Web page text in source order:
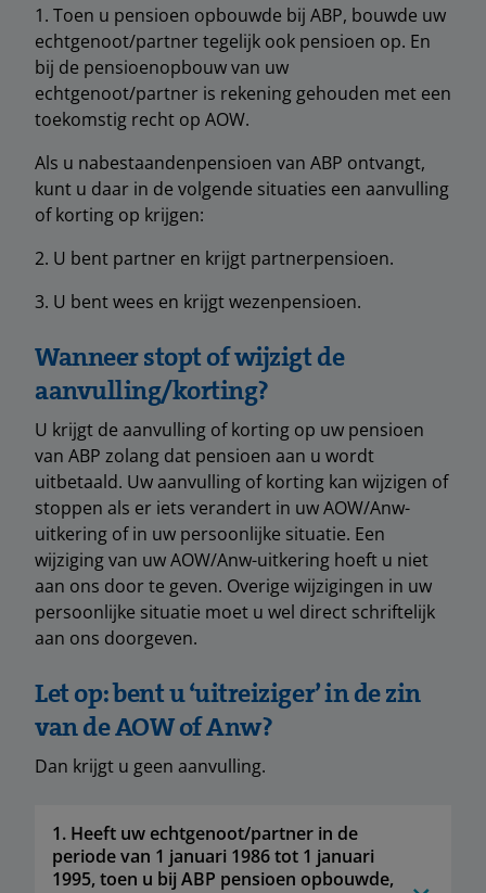
1. Toen u pensioen opbouwde bij ABP, bouwde uw
echtgenoot/partner tegelijk ook pensioen op. En
bij de pensioenopbouw van uw
echtgenoot/partner is rekening gehouden met een
toekomstig recht op AOW.
Als u nabestaandenpensioen van ABP ontvangt,
kunt u daar in de volgende situaties een aanvulling
of korting op krijgen:
2. U bent partner en krijgt partnerpensioen.
3. U bent wees en krijgt wezenpensioen.
Wanneer stopt of wijzigt de
aanvulling/korting?
U krijgt de aanvulling of korting op uw pensioen
van ABP zolang dat pensioen aan u wordt
uitbetaald. Uw aanvulling of korting kan wijzigen of
stoppen als er iets verandert in uw AOW/Anw-
uitkering of in uw persoonlijke situatie. Een
wijziging van uw AOW/Anw-uitkering hoeft u niet
aan ons door te geven. Overige wijzigingen in uw
persoonlijke situatie moet u wel direct schriftelijk
aan ons doorgeven.
Let op: bent u ‘uitreiziger’ in de zin
van de AOW of Anw?
Dan krijgt u geen aanvulling.
1. Heeft uw echtgenoot/partner in de
periode van 1 januari 1986 tot 1 januari
1995, toen u bij ABP pensioen opbouwde,